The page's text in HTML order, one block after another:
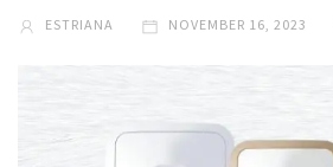
ESTRIANA NOVEMBER 16, 2023